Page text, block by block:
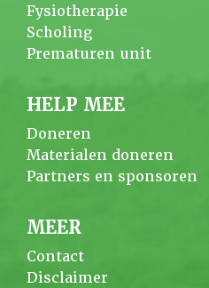
Fysiotherapie
Scholing
Prematuren unit
HELP MEE
Doneren
Materialen doneren
Partners en sponsoren
MEER
Contact
Disclaimer